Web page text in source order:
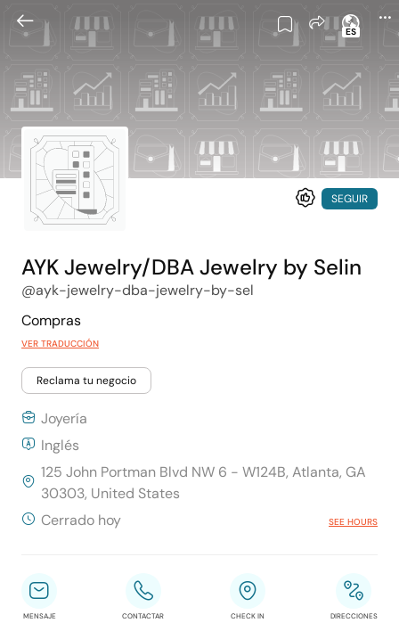
ES
SEGUIR
AYK Jewelry/DBA Jewelry by Selin
@ayk-jewelry-dba-jewelry-by-sel
Compras
VER TRADUCCIÓN
Reclama tu negocio
Joyería
Inglés
125 John Portman Blvd NW 6 - W124B, Atlanta, GA
30303, United States
Cerrado hoy
SEE HOURS
MENSAJE CONTACTAR CHECK IN DIRECCIONES